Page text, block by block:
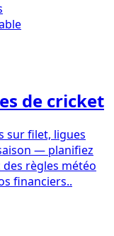
de cricket
sur filet, ligues
— planifiez
des règles météo
financiers..